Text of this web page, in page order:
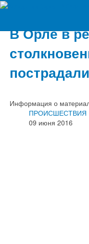
В Орле в
Информация о
ПРОИСШЕСТВИЯ
09 июня 2016